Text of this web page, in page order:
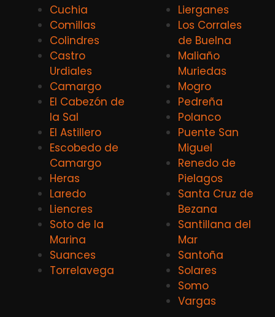
Cuchia
Comillas
Colindres
Castro
Urdiales
Camargo
El Cabezón de
la Sal
El Astillero
Escobedo de
Camargo
Heras
Laredo
Liencres
Soto de la
Marina
Suances
Torrelavega
Lierganes
Los Corrales
de Buelna
Maliaño
Muriedas
Mogro
Pedreña
Polanco
Puente San
Miguel
Renedo de
Pielagos
Santa Cruz de
Bezana
Santillana del
Mar
Santoña
Solares
Somo
Vargas